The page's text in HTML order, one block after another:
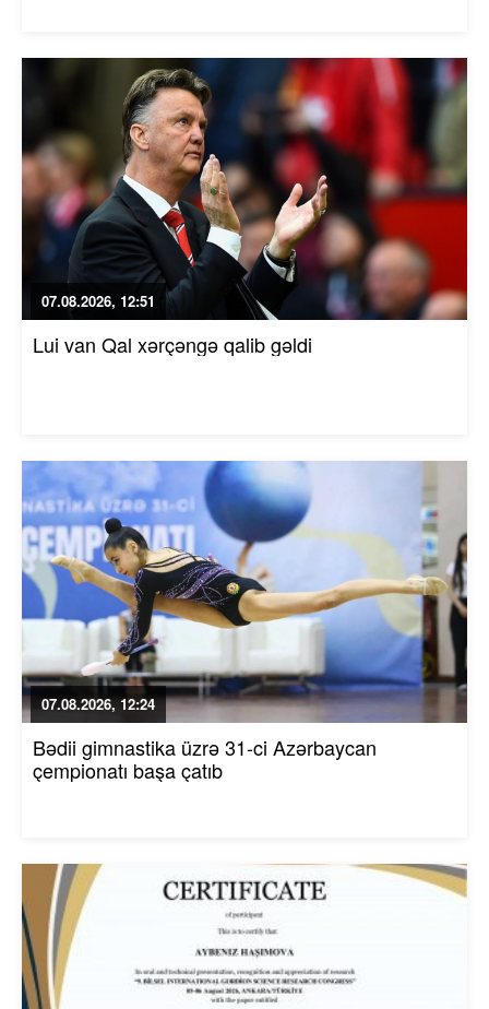
07.08.2026, 12:51
Lui van Qal xərçəngə qalib gəldi
07.08.2026, 12:24
Bədii gimnastika üzrə 31-ci Azərbaycan
çempionatı başa çatıb